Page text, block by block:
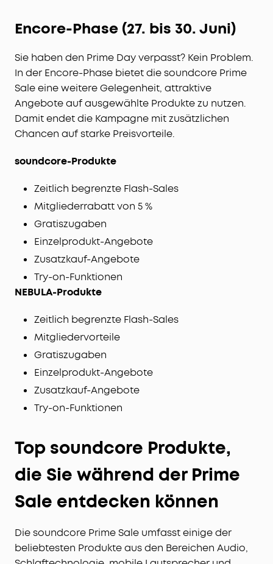
Encore-Phase (27. bis 30. Juni)
Sie haben den Prime Day verpasst? Kein Problem.
In der Encore-Phase bietet die soundcore Prime
Sale eine weitere Gelegenheit, attraktive
Angebote auf ausgewählte Produkte zu nutzen.
Damit endet die Kampagne mit zusätzlichen
Chancen auf starke Preisvorteile.
soundcore-Produkte
Zeitlich begrenzte Flash-Sales
Mitgliederrabatt von 5 %
Gratiszugaben
Einzelprodukt-Angebote
Zusatzkauf-Angebote
Try-on-Funktionen
NEBULA-Produkte
Zeitlich begrenzte Flash-Sales
Mitgliedervorteile
Gratiszugaben
Einzelprodukt-Angebote
Zusatzkauf-Angebote
Try-on-Funktionen
Top soundcore Produkte,
die Sie während der Prime
Sale entdecken können
Die soundcore Prime Sale umfasst einige der
beliebtesten Produkte aus den Bereichen Audio,